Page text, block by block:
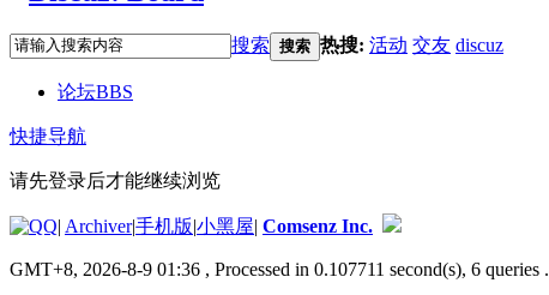
搜索 搜索 热搜: 活动 交友 discuz
论坛BBS
快捷导航
请先登录后才能继续浏览
| Archiver|手机版|小黑屋| Comsenz Inc.
GMT+8, 2026-8-9 01:36 , Processed in 0.107711 second(s), 6 queries .